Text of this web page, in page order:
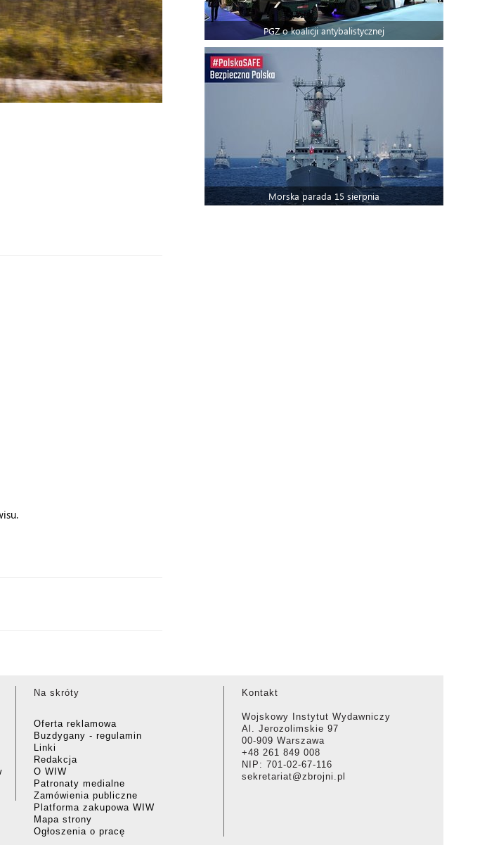
PGZ o koalicji antybalistycznej
Morska parada 15 sierpnia
Na skróty
Oferta reklamowa
Buzdygany - regulamin
Linki
Redakcja
O WIW
Patronaty medialne
Zamówienia publiczne
Platforma zakupowa WIW
Mapa strony
Ogłoszenia o pracę
Kontakt
Wojskowy Instytut Wydawniczy
Al. Jerozolimskie 97
00-909 Warszawa
+48 261 849 008
NIP: 701-02-67-116
sekretariat@zbrojni.pl